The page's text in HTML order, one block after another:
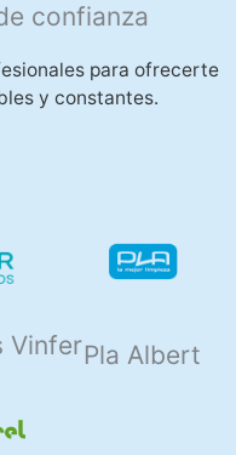
confianza
para ofrecerte
y constantes.
VinferPla Albert